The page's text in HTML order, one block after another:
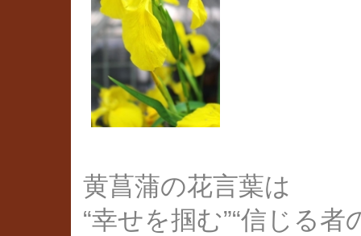
黄菖蒲の花言葉は
“幸せを掴む”“信じる者